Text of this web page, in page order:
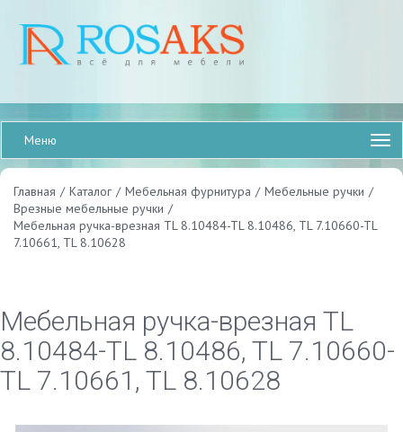
Меню
Главная / Каталог / Мебельная фурнитура / Мебельные ручки /
Врезные мебельные ручки /
Мебельная ручка-врезная TL 8.10484-TL 8.10486, TL 7.10660-TL
7.10661, TL 8.10628
Мебельная ручка-врезная TL
8.10484-TL 8.10486, TL 7.10660-
TL 7.10661, TL 8.10628